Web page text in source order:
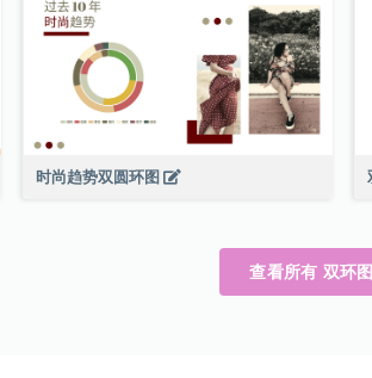
时尚趋势双圆环图
查看所有 双环